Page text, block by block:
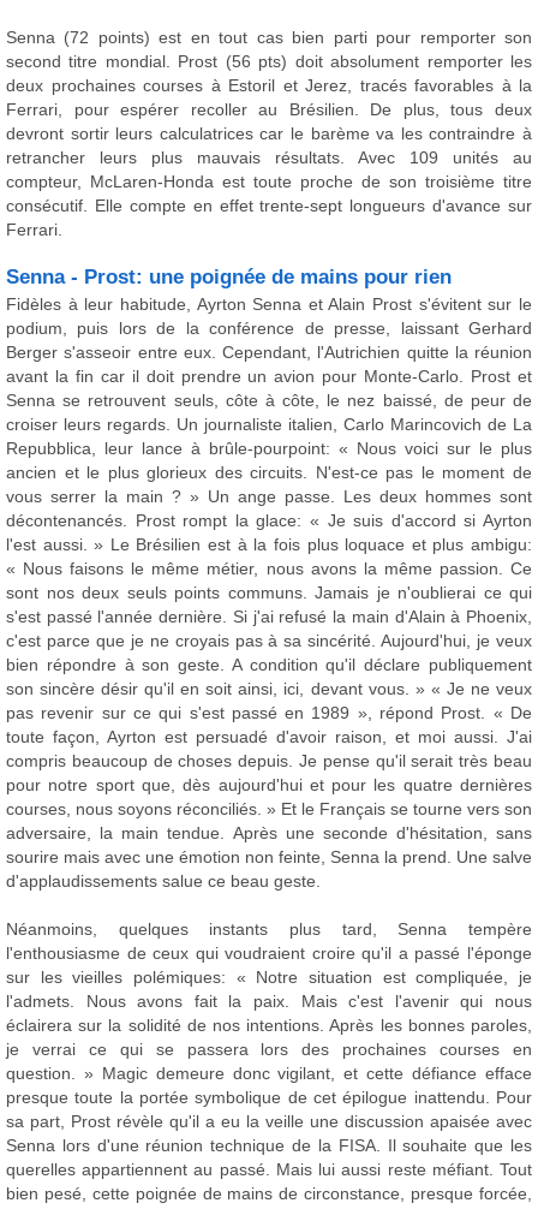
Senna (72 points) est en tout cas bien parti pour remporter son
second titre mondial. Prost (56 pts) doit absolument remporter les
deux prochaines courses à Estoril et Jerez, tracés favorables à la
Ferrari, pour espérer recoller au Brésilien. De plus, tous deux
devront sortir leurs calculatrices car le barème va les contraindre à
retrancher leurs plus mauvais résultats. Avec 109 unités au
compteur, McLaren-Honda est toute proche de son troisième titre
consécutif. Elle compte en effet trente-sept longueurs d'avance sur
Ferrari.
Senna - Prost: une poignée de mains pour rien
Fidèles à leur habitude, Ayrton Senna et Alain Prost s'évitent sur le
podium, puis lors de la conférence de presse, laissant Gerhard
Berger s'asseoir entre eux. Cependant, l'Autrichien quitte la réunion
avant la fin car il doit prendre un avion pour Monte-Carlo. Prost et
Senna se retrouvent seuls, côte à côte, le nez baissé, de peur de
croiser leurs regards. Un journaliste italien, Carlo Marincovich de La
Repubblica, leur lance à brûle-pourpoint: « Nous voici sur le plus
ancien et le plus glorieux des circuits. N'est-ce pas le moment de
vous serrer la main ? » Un ange passe. Les deux hommes sont
décontenancés. Prost rompt la glace: « Je suis d'accord si Ayrton
l'est aussi. » Le Brésilien est à la fois plus loquace et plus ambigu:
« Nous faisons le même métier, nous avons la même passion. Ce
sont nos deux seuls points communs. Jamais je n'oublierai ce qui
s'est passé l'année dernière. Si j'ai refusé la main d'Alain à Phoenix,
c'est parce que je ne croyais pas à sa sincérité. Aujourd'hui, je veux
bien répondre à son geste. A condition qu'il déclare publiquement
son sincère désir qu'il en soit ainsi, ici, devant vous. » « Je ne veux
pas revenir sur ce qui s'est passé en 1989 », répond Prost. « De
toute façon, Ayrton est persuadé d'avoir raison, et moi aussi. J'ai
compris beaucoup de choses depuis. Je pense qu'il serait très beau
pour notre sport que, dès aujourd'hui et pour les quatre dernières
courses, nous soyons réconciliés. » Et le Français se tourne vers son
adversaire, la main tendue. Après une seconde d'hésitation, sans
sourire mais avec une émotion non feinte, Senna la prend. Une salve
d'applaudissements salue ce beau geste.
Néanmoins, quelques instants plus tard, Senna tempère
l'enthousiasme de ceux qui voudraient croire qu'il a passé l'éponge
sur les vieilles polémiques: « Notre situation est compliquée, je
l'admets. Nous avons fait la paix. Mais c'est l'avenir qui nous
éclairera sur la solidité de nos intentions. Après les bonnes paroles,
je verrai ce qui se passera lors des prochaines courses en
question. » Magic demeure donc vigilant, et cette défiance efface
presque toute la portée symbolique de cet épilogue inattendu. Pour
sa part, Prost révèle qu'il a eu la veille une discussion apaisée avec
Senna lors d'une réunion technique de la FISA. Il souhaite que les
querelles appartiennent au passé. Mais lui aussi reste méfiant. Tout
bien pesé, cette poignée de mains de circonstance, presque forcée,